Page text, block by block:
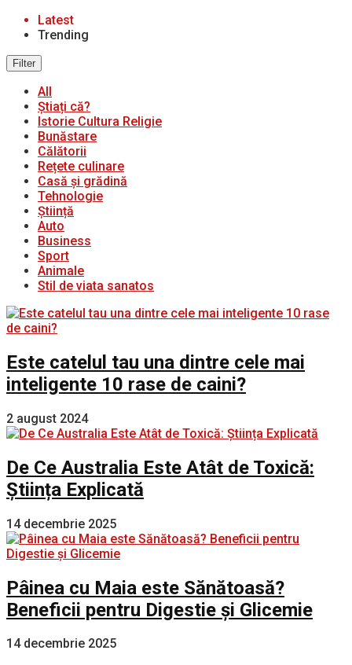
Latest
Trending
Filter
All
Știați că?
Istorie Cultura Religie
Bunăstare
Călătorii
Rețete culinare
Casă și grădină
Tehnologie
Știință
Auto
Business
Sport
Animale
Stil de viata sanatos
Este catelul tau una dintre cele mai
inteligente 10 rase de caini?
2 august 2024
De Ce Australia Este Atât de Toxică:
Știința Explicată
14 decembrie 2025
Pâinea cu Maia este Sănătoasă?
Beneficii pentru Digestie și Glicemie
14 decembrie 2025